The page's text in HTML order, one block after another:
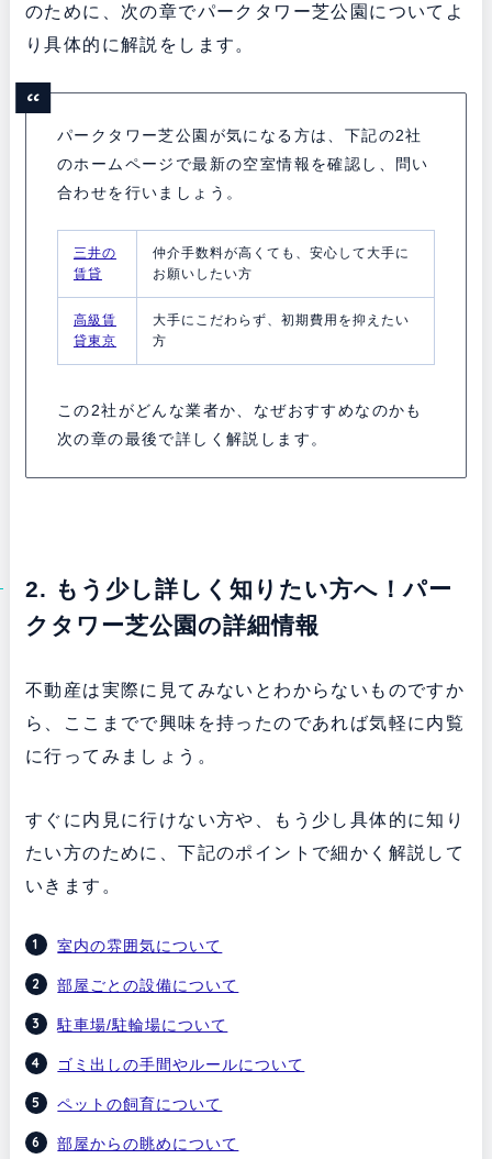
のために、次の章でパークタワー芝公園についてよ
り具体的に解説をします。
パークタワー芝公園が気になる方は、下記の2社
のホームページで最新の空室情報を確認し、問い
合わせを行いましょう。
三井の
賃貸
仲介手数料が高くても、安心して大手に
お願いしたい方
高級賃
貸東京
大手にこだわらず、初期費用を抑えたい
方
この2社がどんな業者か、なぜおすすめなのかも
次の章の最後で詳しく解説します。
2. もう少し詳しく知りたい方へ！パー
クタワー芝公園の詳細情報
不動産は実際に見てみないとわからないものですか
ら、ここまでで興味を持ったのであれば気軽に内覧
に行ってみましょう。
すぐに内見に行けない方や、もう少し具体的に知り
たい方のために、下記のポイントで細かく解説して
いきます。
室内の雰囲気について
部屋ごとの設備について
駐車場/駐輪場について
ゴミ出しの手間やルールについて
ペットの飼育について
部屋からの眺めについて